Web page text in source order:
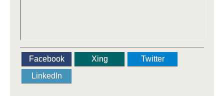
Facebook Xing
Twitter
LinkedIn